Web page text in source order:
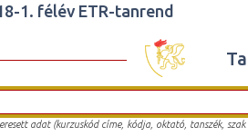
1. félév ETR-tanrend
adat (kurzuskód címe, kódja, oktató, tanszék,